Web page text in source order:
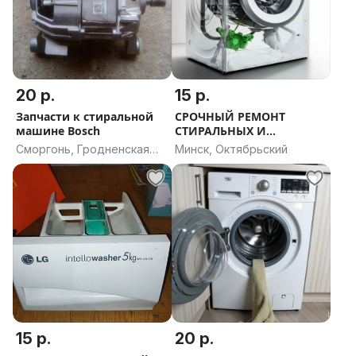
20 р.
Запчасти к стиральной
машине Bosch
Сморгонь, Гродненская
область
15 р.
СРОЧНЫЙ РЕМОНТ
СТИРАЛЬНЫХ И
ПОСУДОМОЕЧНЫХ
МАШИН
Минск, Октябрьский
15 р. 20 р.